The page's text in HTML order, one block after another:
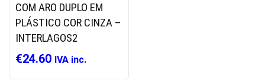
COM ARO DUPLO EM
PLÁSTICO COR CINZA –
INTERLAGOS2
€24.60 IVA inc.